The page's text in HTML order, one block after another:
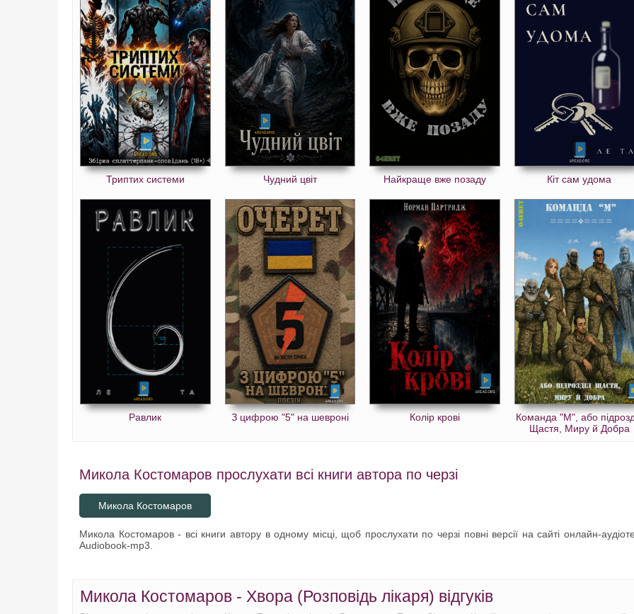
Триптих системи Чудний цвіт Найкраще вже позаду Кіт сам удома
Равлик З цифрою "5" на шевроні Колір крові
Команда "М", або
Щастя, Миру й Добра
Микола Костомаров прослухати всі книги автора по черзі
Микола Костомаров
Микола Костомаров - всі книги автору в одному місці, щоб прослухати по черзі повні версії на сайті онлайн-
Audiobook-mp3.
Микола Костомаров - Хвора (Розповідь лікаря) відгуків